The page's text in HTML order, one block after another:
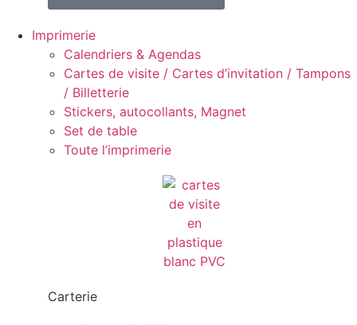
Imprimerie
Calendriers & Agendas
Cartes de visite / Cartes d’invitation / Tampons
/ Billetterie
Stickers, autocollants, Magnet
Set de table
Toute l’imprimerie
Carterie